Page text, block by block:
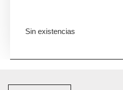
Sin existencias